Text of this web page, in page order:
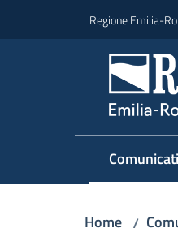
Regione Emilia-
Menu
Home /